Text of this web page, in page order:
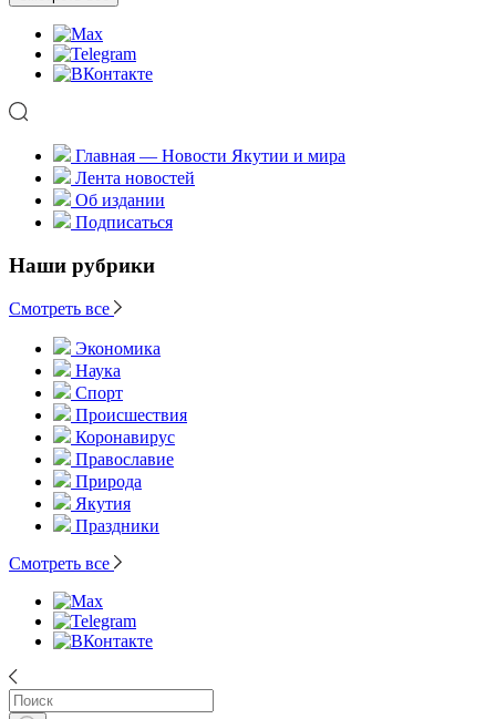
Главная — Новости Якутии и мира
Лента новостей
Об издании
Подписаться
Наши рубрики
Смотреть все
Экономика
Наука
Спорт
Происшествия
Коронавирус
Православие
Природа
Якутия
Праздники
Смотреть все